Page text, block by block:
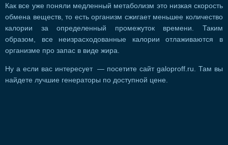
Как все уже поняли медленный метаболизм это низкая скорость
обмена веществ, то есть организм сжигает меньшее количество
калории за определенный промежуток времени. Таким
образом, все неизрасходованные калории отлаживаются в
организме про запас в виде жира.
Ну а если вас интересует — посетите сайт galoproff.ru. Там вы
найдете лучшие генераторы по доступной цене.